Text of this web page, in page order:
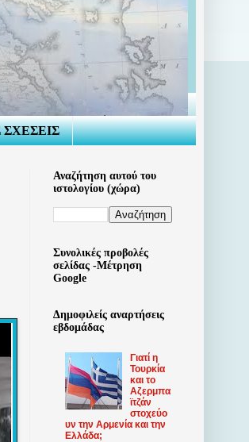
ΣΧΕΣΕΙΣ
Αναζήτηση αυτού του
ιστολογίου (χώρα)
Συνολικές προβολές
σελίδας -Μέτρηση
Google
Δημοφιλείς αναρτήσεις
εβδομάδας
Γιατί η
Τουρκία
και το
Αζερμπα
ϊτζάν
στοχεύο
υν την Αρμενία και την
Ελλάδα;